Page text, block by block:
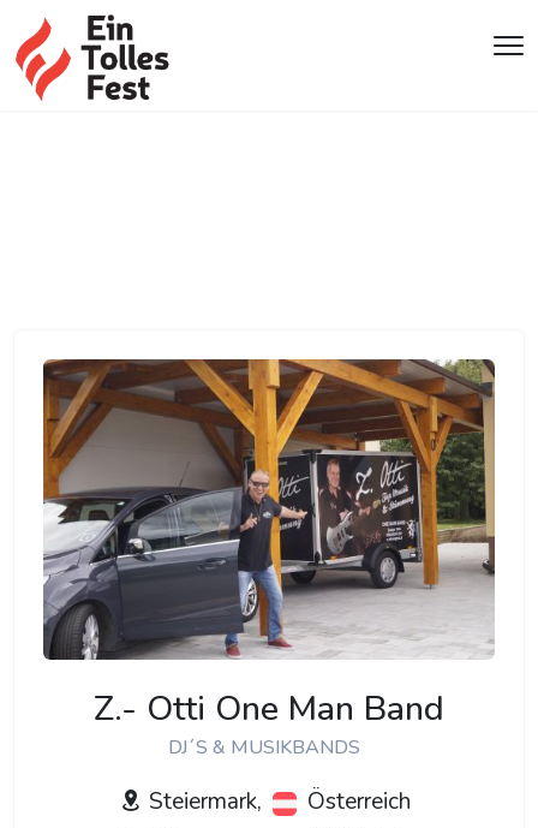
Z.- Otti One Man Band
DJ´S & MUSIKBANDS
Steiermark,
Österreich